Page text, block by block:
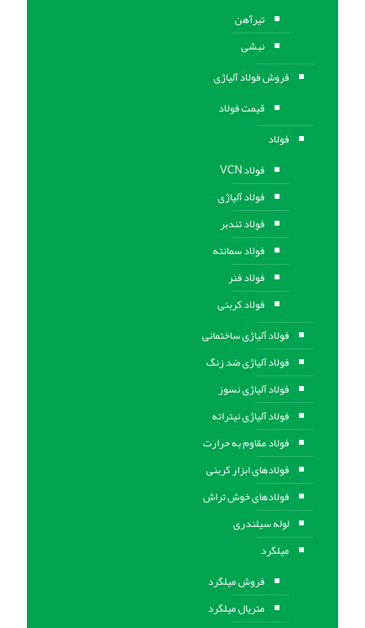
تیرآهن
نبشی
فروش فولاد آلیاژی
قیمت فولاد
فولاد
فولاد VCN
فولاد آلیاژی
فولاد تندبر
فولاد سمانته
فولاد فنر
فولاد کربنی
فولاد آلیاژی ساختمانی
فولاد آلیاژی ضد زنگ
فولاد آلیاژی نسوز
فولاد آلیاژی نیتراته
فولاد مقاوم به حرارت
فولادهای ابزار کربنی
فولادهای خوش تراش
لوله سیلندری
میلگرد
فروش میلگرد
متریال میلگرد